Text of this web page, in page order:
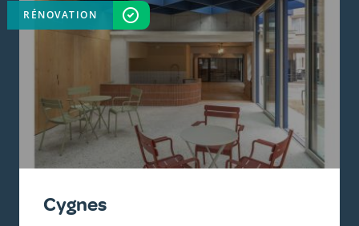
Cygnes
RÉNOVATION TERMINÉ